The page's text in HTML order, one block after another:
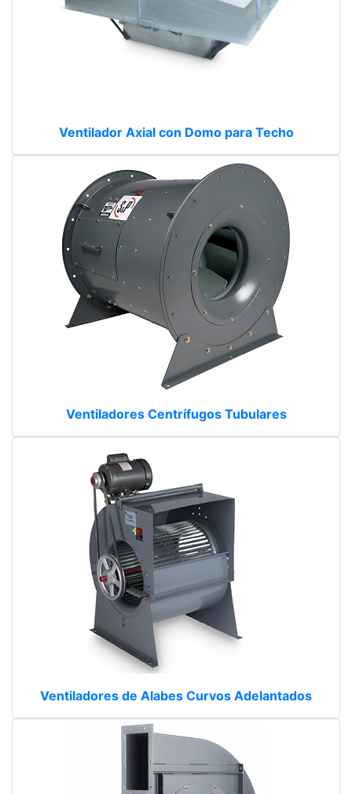
Ventilador Axial con Domo para Techo
Ventiladores Centrífugos Tubulares
Ventiladores de Alabes Curvos Adelantados